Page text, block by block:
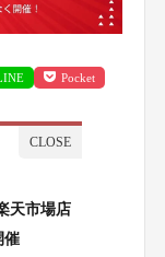
Pocket
天市場店
催